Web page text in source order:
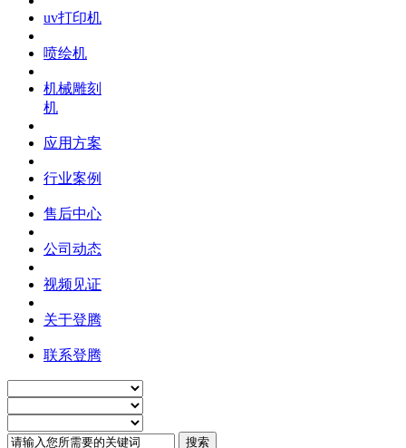
uv打印机
喷绘机
机械雕刻
机
应用方案
行业案例
售后中心
公司动态
视频见证
关于登腾
联系登腾